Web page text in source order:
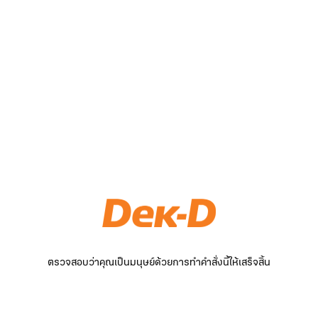
ตรวจสอบว่าคุณเป็นมนุษย์ด้วยการทำคำสั่งนี้ให้เสร็จสิ้น